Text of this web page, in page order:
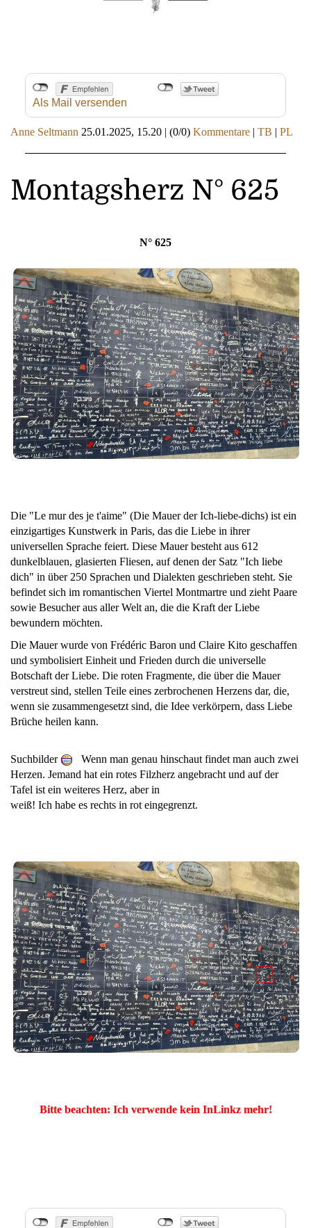
Als Mail versenden
Anne Seltmann 25.01.2025, 15.20 | (0/0) Kommentare | TB | PL
Montagsherz N° 625
N° 625
Die "Le mur des je t'aime" (Die Mauer der Ich-liebe-dichs) ist ein
einzigartiges Kunstwerk in Paris, das die Liebe in ihrer
universellen Sprache feiert. Diese Mauer besteht aus 612
dunkelblauen, glasierten Fliesen, auf denen der Satz "Ich liebe
dich" in über 250 Sprachen und Dialekten geschrieben steht. Sie
befindet sich im romantischen Viertel Montmartre und zieht Paare
sowie Besucher aus aller Welt an, die die Kraft der Liebe
bewundern möchten.
Die Mauer wurde von Frédéric Baron und Claire Kito geschaffen
und symbolisiert Einheit und Frieden durch die universelle
Botschaft der Liebe. Die roten Fragmente, die über die Mauer
verstreut sind, stellen Teile eines zerbrochenen Herzens dar, die,
wenn sie zusammengesetzt sind, die Idee verkörpern, dass Liebe
Brüche heilen kann.
Suchbilder
Wenn man genau hinschaut findet man auch zwei
Herzen. Jemand hat ein rotes Filzherz angebracht und auf der
Tafel ist ein weiteres Herz, aber in
weiß! Ich habe es rechts in rot eingegrenzt.
Bitte beachten: Ich verwende kein InLinkz mehr!